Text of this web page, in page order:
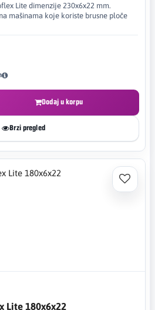
Lite dimenzije 230x6x22 mm.
mašinama koje koriste brusne ploče
Dodaj u korpu
Brzi pregled
Lite 180x6x22